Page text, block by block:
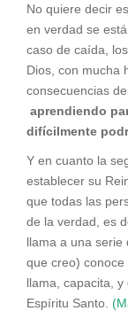
No quiere decir
en verdad se
caso de caída,
Dios, con mucha
consecuencias
aprendiendo
difícilmente
Y en cuanto la
establecer su
que todas las
de la verdad, es
llama a una serie
que creo) conoce
llama, capacita,
Espíritu Santo.